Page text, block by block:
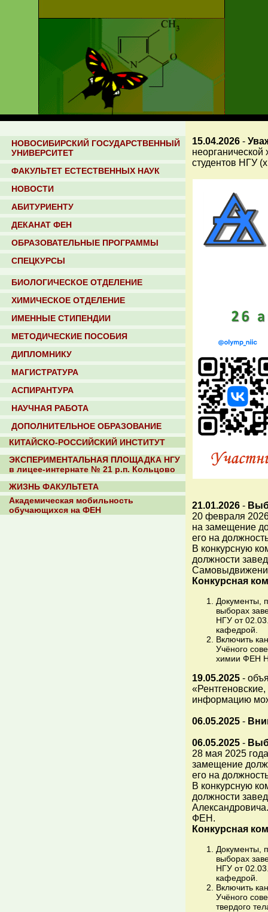
НОВОСИБИРСКИЙ ГОСУДАРСТВЕННЫЙ
УНИВЕРСИТЕТ
ФАКУЛЬТЕТ ЕСТЕСТВЕННЫХ НАУК
НОВОСТИ
АБИТУРИЕНТУ
ДЕКАНАТ ФЕН
ОБРАЗОВАТЕЛЬНЫЕ ПРОГРАММЫ
СПЕЦКУРСЫ
БИОЛОГИЧЕСКОЕ ОТДЕЛЕНИЕ
ХИМИЧЕСКОЕ ОТДЕЛЕНИЕ
ИМЕННЫЕ СТИПЕНДИИ
МЕТОДИЧЕСКИЕ ПОСОБИЯ
ДИПЛОМНИКУ
МАГИСТРАТУРА
АСПИРАНТУРА
НАУЧНАЯ РАБОТА
ДОПОЛНИТЕЛЬНОЕ ОБРАЗОВАНИЕ
КИТАЙСКО-РОССИЙСКИЙ ИНСТИТУТ
ЭКСПЕРИМЕНТАЛЬНАЯ ПЛОЩАДКА НГУ
в лицее-интернате № 21 р.п. Кольцово
ЖИЗНЬ ФАКУЛЬТЕТА
Академическая мобильность
обучающихся на ФЕН
15.04.2026 -
студентов НГУ
21.01.2026 -
20 февраля
на замещение
его на
В конкурсную
должности
Конкурсная
Документы,
выборах
НГУ от
кафедрой.
Включить
Учёного
химии ФЕН
19.05.2025 -
информацию
06.05.2025 -
06.05.2025 -
28 мая 2025
замещение
его на
В конкурсную
должности
ФЕН.
Конкурсная
Документы,
выборах
НГУ от
кафедрой.
Включить
Учёного
твердого